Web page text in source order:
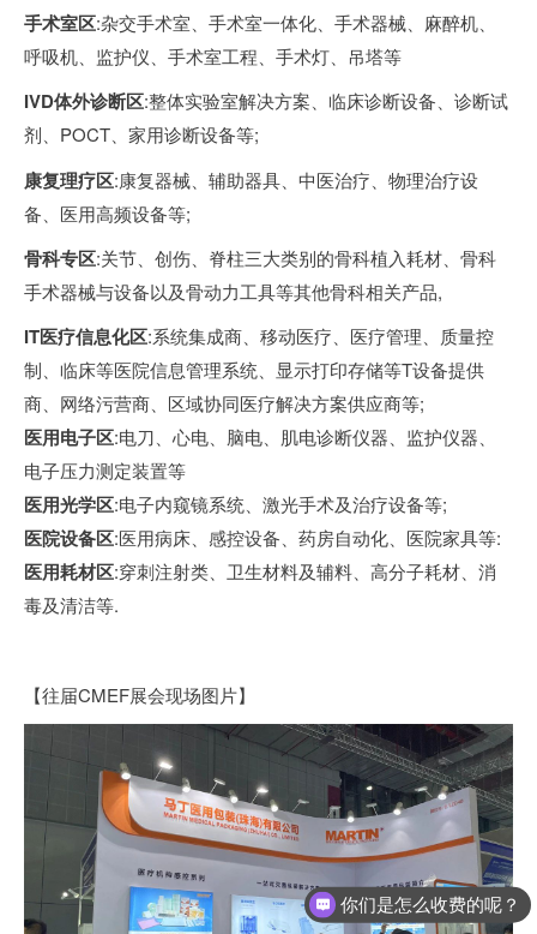
手术室区:杂交手术室、手术室一体化、手术器械、麻醉机、
呼吸机、监护仪、手术室工程、手术灯、吊塔等
IVD体外诊断区:整体实验室解决方案、临床诊断设备、诊断试
剂、POCT、家用诊断设备等;
康复理疗区:康复器械、辅助器具、中医治疗、物理治疗设
备、医用高频设备等;
骨科专区:关节、创伤、脊柱三大类别的骨科植入耗材、骨科
手术器械与设备以及骨动力工具等其他骨科相关产品,
IT医疗信息化区:系统集成商、移动医疗、医疗管理、质量控
制、临床等医院信息管理系统、显示打印存储等T设备提供
商、网络污营商、区域协同医疗解决方案供应商等;
医用电子区:电刀、心电、脑电、肌电诊断仪器、监护仪器、
电子压力测定装置等
医用光学区:电子内窥镜系统、激光手术及治疗设备等;
医院设备区:医用病床、感控设备、药房自动化、医院家具等:
医用耗材区:穿刺注射类、卫生材料及辅料、高分子耗材、消
毒及清洁等.
【往届CMEF展会现场图片】
你们是怎么收费的呢？
你们车间是什么等级？